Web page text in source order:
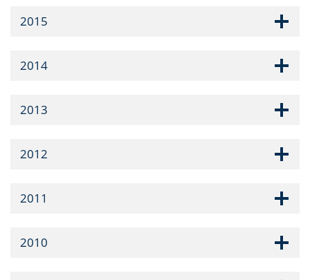
2015
2014
2013
2012
2011
2010